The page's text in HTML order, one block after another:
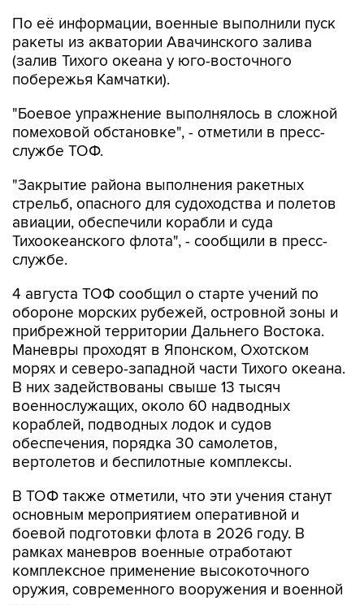
По её информации, военные выполнили пуск
ракеты из акватории Авачинского залива
(залив Тихого океана у юго-восточного
побережья Камчатки).
"Боевое упражнение выполнялось в сложной
помеховой обстановке", - отметили в пресс-
службе ТОФ.
"Закрытие района выполнения ракетных
стрельб, опасного для судоходства и полетов
авиации, обеспечили корабли и суда
Тихоокеанского флота", - сообщили в пресс-
службе.
4 августа ТОФ сообщил о старте учений по
обороне морских рубежей, островной зоны и
прибрежной территории Дальнего Востока.
Маневры проходят в Японском, Охотском
морях и северо-западной части Тихого океана.
В них задействованы свыше 13 тысяч
военнослужащих, около 60 надводных
кораблей, подводных лодок и судов
обеспечения, порядка 30 самолетов,
вертолетов и беспилотные комплексы.
В ТОФ также отметили, что эти учения станут
основным мероприятием оперативной и
боевой подготовки флота в 2026 году. В
рамках маневров военные отработают
комплексное применение высокоточного
оружия, современного вооружения и военной